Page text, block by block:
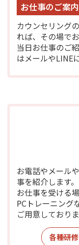
お仕事のご案内
カウンセリング
れば、その場で
当日お仕事のご
はメールやLINE
お電話やメール
事を紹介します。
お仕事を受ける
PCトレーニング
ご用意しておりま
各種研